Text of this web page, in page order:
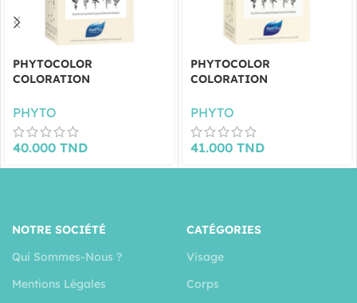
PHYTOCOLOR
COLORATION
CUIVRÉ DORÉ-7.43
PHYTO
40.000 TND
PHYTOCOLOR
COLORATION
DORÉ -7.3
PHYTO
41.000 TND
NOTRE SOCIÉTÉ
Qui Sommes-Nous ?
Mentions Légales
CATÉGORIES
Visage
Corps